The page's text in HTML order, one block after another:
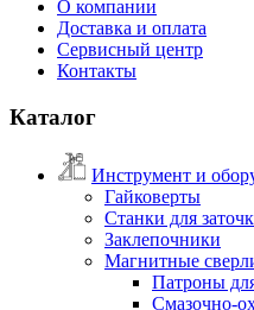
О компании
Доставка и оплата
Сервисный центр
Контакты
Каталог
Инструмент и
Гайковерты
Станки для
Заклепочники
Магнитные
Патроны
Смазочно-